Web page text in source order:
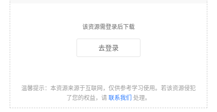
该资源需登录后下载
去登录
温馨提示：本资源来源于互联网，仅供参考学习使用。若该资源侵犯
了您的权益，请 联系我们 处理。